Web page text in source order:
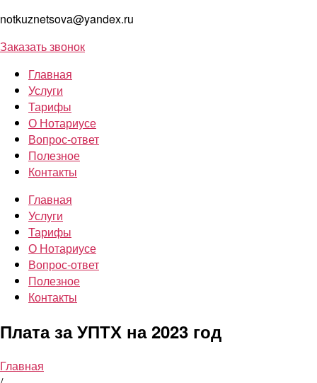
notkuznetsova@yandex.ru
Заказать звонок
Главная
Услуги
Тарифы
О Нотариусе
Вопрос-ответ
Полезное
Контакты
Главная
Услуги
Тарифы
О Нотариусе
Вопрос-ответ
Полезное
Контакты
Плата за УПТХ на 2023 год
Главная